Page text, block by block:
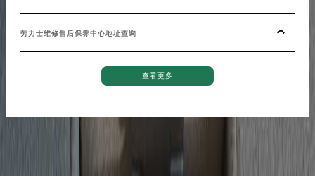
劳力士维修售后保养中心地址查询
查看更多